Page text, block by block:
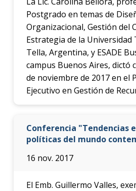
Postgrado en temas de
Organizacional, Gestión del
Estrategia de la Universidad
Tella, Argentina, y ESADE
campus Buenos Aires, dictó
de noviembre de 2017 en el
Ejecutivo en Gestión de
Conferencia "Tendencias
políticas del mundo
16 nov. 2017
El Emb. Guillermo Valles,